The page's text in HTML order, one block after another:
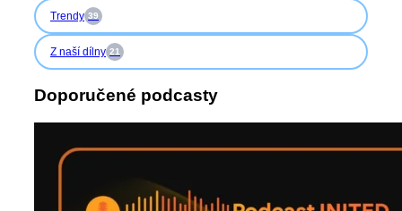
Trendy 39
Z naší dílny 21
Doporučené podcasty